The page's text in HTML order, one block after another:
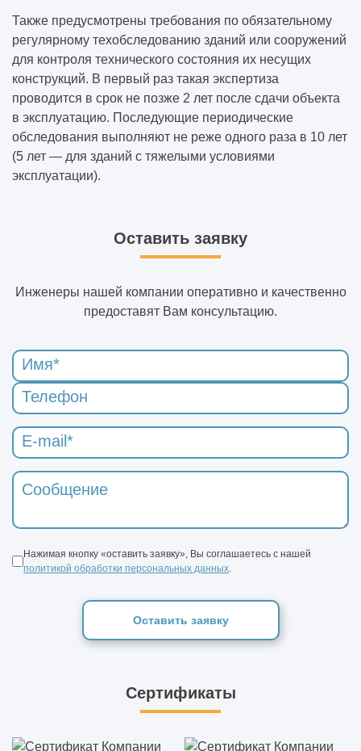
Также предусмотрены требования по обязательному
регулярному техобследованию зданий или сооружений
для контроля технического состояния их несущих
конструкций. В первый раз такая экспертиза
проводится в срок не позже 2 лет после сдачи объекта
в эксплуатацию. Последующие периодические
обследования выполняют не реже одного раза в 10 лет
(5 лет — для зданий с тяжелыми условиями
эксплуатации).
Оставить заявку
Инженеры нашей компании оперативно и качественно
предоставят Вам консультацию.
Нажимая кнопку «оставить заявку», Вы соглашаетесь с нашей
политикой обработки персональных данных.
Оставить заявку
Сертификаты